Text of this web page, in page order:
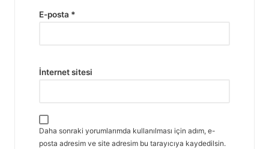
E-posta *
İnternet sitesi
Daha sonraki yorumlarımda kullanılması için adım, e-
posta adresim ve site adresim bu tarayıcıya kaydedilsin.